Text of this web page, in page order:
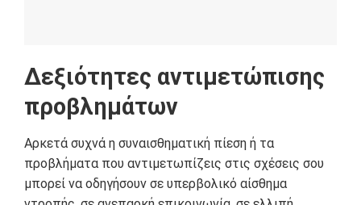
Δεξιότητες αντιμετώπισης
προβλημάτων
Αρκετά συχνά η συναισθηματική πίεση ή τα
προβλήματα που αντιμετωπίζεις στις σχέσεις σου
μπορεί να οδηγήσουν σε υπερβολικό αίσθημα